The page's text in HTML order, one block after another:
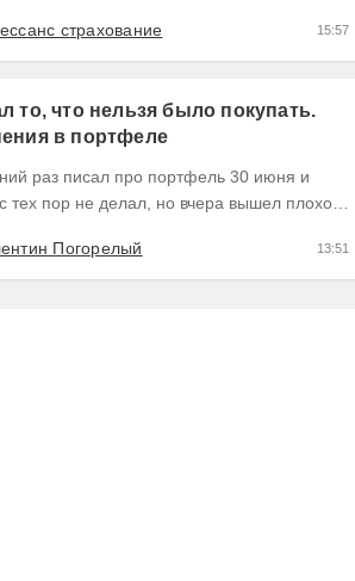
страхование 15:57
то, что нельзя было покупать.
в портфеле
портфель 30 июня и
тех пор не делал, но вчера вышел плохой
Погорелый
13:51